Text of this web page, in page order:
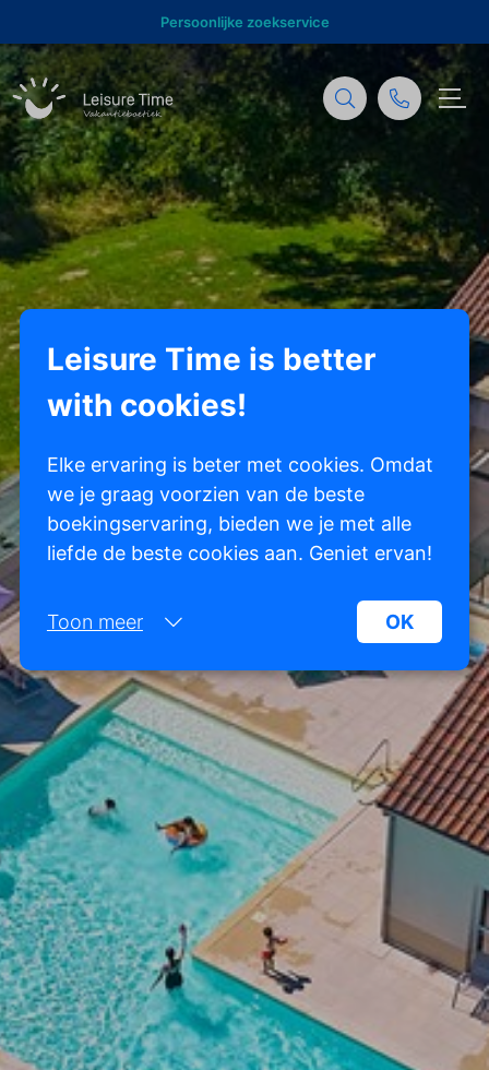
Persoonlijke zoekservice
Leisure Time is better
with cookies!
Elke ervaring is beter met cookies. Omdat
we je graag voorzien van de beste
boekingservaring, bieden we je met alle
liefde de beste cookies aan. Geniet ervan!
Toon meer OK
Noodzakelijk:
Noodzakelijke cookies helpen een website
bruikbaarder te maken, door basisfuncties als
paginanavigatie en toegang tot beveiligde
gedeelten van de website mogelijk te maken.
Zonder deze cookies kan de website niet naar
behoren werken.
Marketing:
Deze site gebruikt cookies en Google
technologieën om het siteverkeer te analyseren.
Het doel van marketingcookies is advertenties
weergeven die zijn afgestemd op en relevant zijn
voor de individuele gebruiker. Deze advertenties
worden zo waardevoller voor uitgevers en externe
adverteerders.